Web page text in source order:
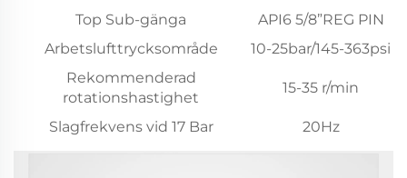
Top Sub-gänga
API6 5/8”REG PIN
Arbetslufttrycksområde
10-25bar/145-363psi
Rekommenderad
rotationshastighet
15-35 r/min
Slagfrekvens vid 17 Bar 20Hz